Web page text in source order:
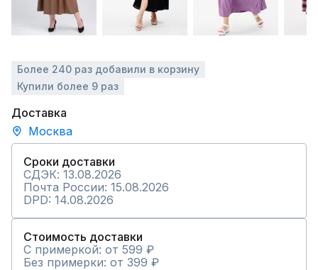
Более 240 раз добавили в корзину
Купили более 9 раз
Доставка
Москва
Сроки доставки
СДЭК: 13.08.2026
Почта России: 15.08.2026
DPD: 14.08.2026
Стоимость доставки
С примеркой: от 599 ₽
Без примерки: от 399 ₽